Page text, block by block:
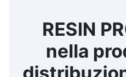
RESIN
nella